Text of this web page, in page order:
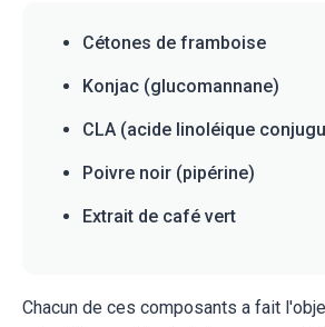
Cétones de framboise
Konjac (glucomannane)
CLA (acide linoléique
Poivre noir (pipérine)
Extrait de café vert
Chacun de ces composants a fait